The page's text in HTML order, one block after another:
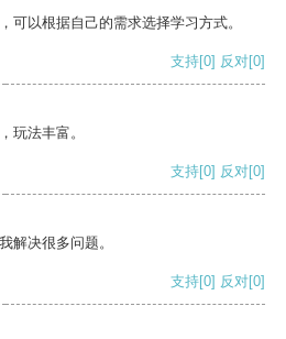
可以根据自己的需求选择学习方式。
支持[0] 反对[0]
玩法丰富。
支持[0] 反对[0]
解决很多问题。
支持[0] 反对[0]